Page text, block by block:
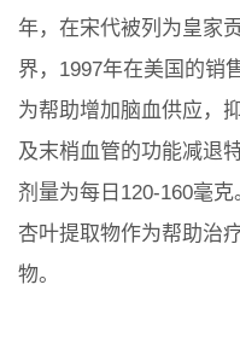
年，在宋代被列为皇家
界，1997年在美国的销
为帮助增加脑血供应，
及末梢血管的功能减退
剂量为每日120-160毫
杏叶提取物作为帮助治
物。